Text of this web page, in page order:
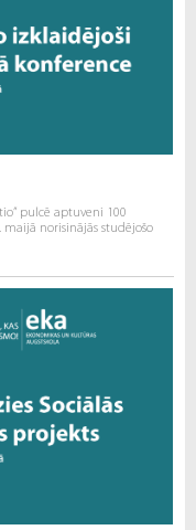
pulcē aptuveni 100
maijā norisinājās studējošo